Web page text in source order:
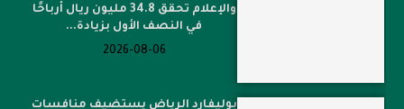
والإعلام تحقق 34.8 مليون ريال أرباحًا
في النصف الأول بزيادة...
2026-08-06
بوليفارد الرياض يستضيف منافسات